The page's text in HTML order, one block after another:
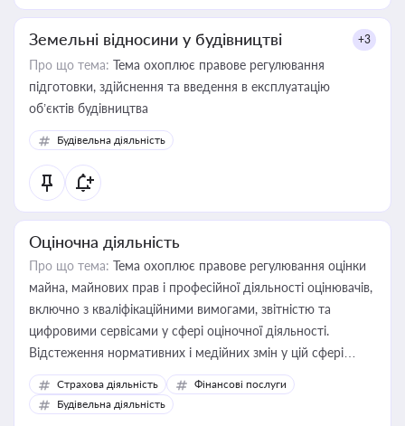
Земельні відносини у будівництві +3
Про що тема: Тема охоплює правове регулювання
підготовки, здійснення та введення в експлуатацію
об’єктів будівництва
Будівельна діяльність
Оціночна діяльність
Про що тема: Тема охоплює правове регулювання оцінки
майна, майнових прав і професійної діяльності оцінювачів,
включно з кваліфікаційними вимогами, звітністю та
цифровими сервісами у сфері оціночної діяльності.
Відстеження нормативних і медійних змін у цій сфері
корисне для власника бізнесу, керівника, юриста або
бухгалтера під час оподаткування, приватизації, оренди
державного майна, корпоративних угод і перевірки
Страхова діяльність
Фінансові послуги
Будівельна діяльність